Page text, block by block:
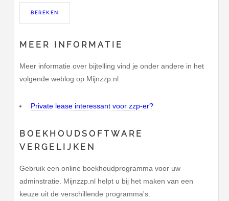
MEER INFORMATIE
Meer informatie over bijtelling vind je onder andere in het
volgende weblog op Mijnzzp.nl:
Private lease interessant voor zzp-er?
BOEKHOUDSOFTWARE
VERGELIJKEN
Gebruik een online boekhoudprogramma voor uw
adminstratie. Mijnzzp.nl helpt u bij het maken van een
keuze uit de verschillende programma's.